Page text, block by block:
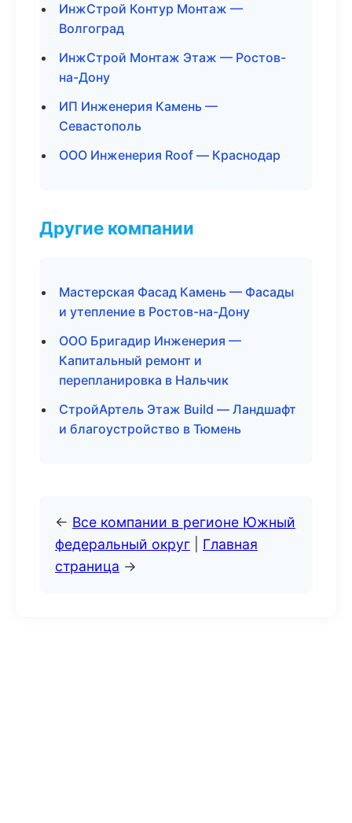
ИнжСтрой Контур Монтаж —
Волгоград
ИнжСтрой Монтаж Этаж — Ростов-
на-Дону
ИП Инженерия Камень —
Севастополь
ООО Инженерия Roof — Краснодар
Другие компании
Мастерская Фасад Камень — Фасады
и утепление в Ростов-на-Дону
ООО Бригадир Инженерия —
Капитальный ремонт и
перепланировка в Нальчик
СтройАртель Этаж Build — Ландшафт
и благоустройство в Тюмень
← Все компании в регионе Южный
федеральный округ
Главная
страница →